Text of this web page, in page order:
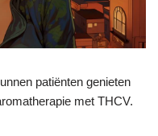
patiënten genieten
met THCV.